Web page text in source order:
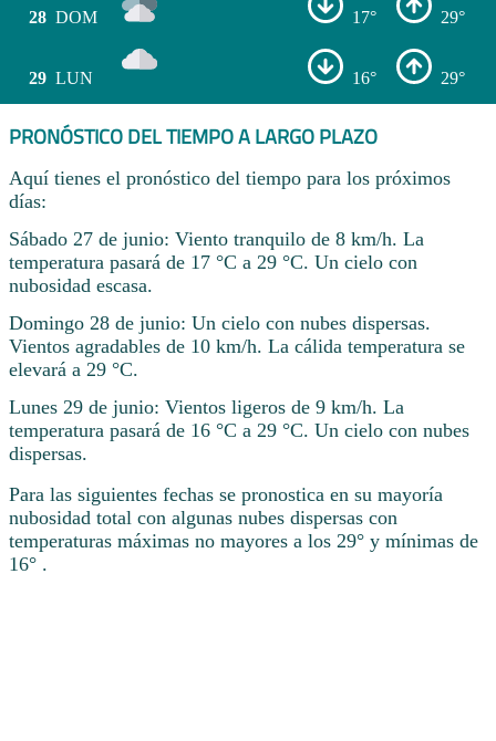
28 DOM 17° 29°
29 LUN 16° 29°
PRONÓSTICO DEL TIEMPO A LARGO PLAZO
Aquí tienes el pronóstico del tiempo para los próximos
días:
Sábado 27 de junio: Viento tranquilo de 8 km/h. La
temperatura pasará de 17 °C a 29 °C. Un cielo con
nubosidad escasa.
Domingo 28 de junio: Un cielo con nubes dispersas.
Vientos agradables de 10 km/h. La cálida temperatura se
elevará a 29 °C.
Lunes 29 de junio: Vientos ligeros de 9 km/h. La
temperatura pasará de 16 °C a 29 °C. Un cielo con nubes
dispersas.
Para las siguientes fechas se pronostica en su mayoría
nubosidad total con algunas nubes dispersas con
temperaturas máximas no mayores a los 29° y mínimas de
16° .